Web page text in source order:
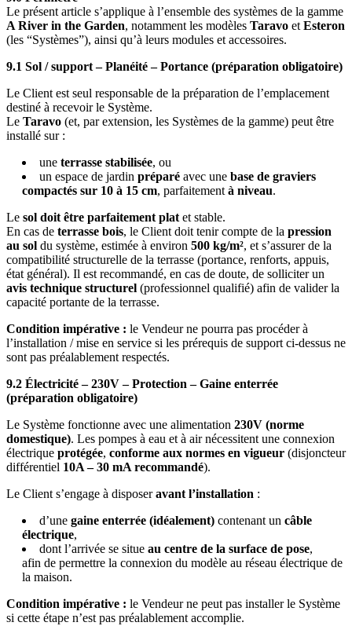
Le présent article s’applique à l’ensemble des systèmes de la gamme
A River in the Garden, notamment les modèles Taravo et Esteron
(les “Systèmes”), ainsi qu’à leurs modules et accessoires.
9.1 Sol / support – Planéité – Portance (préparation obligatoire)
Le Client est seul responsable de la préparation de l’emplacement
destiné à recevoir le Système.
Le Taravo (et, par extension, les Systèmes de la gamme) peut être
installé sur :
une terrasse stabilisée, ou
un espace de jardin préparé avec une base de graviers
compactés sur 10 à 15 cm, parfaitement à niveau.
Le sol doit être parfaitement plat et stable.
En cas de terrasse bois, le Client doit tenir compte de la pression
au sol du système, estimée à environ 500 kg/m², et s’assurer de la
compatibilité structurelle de la terrasse (portance, renforts, appuis,
état général). Il est recommandé, en cas de doute, de solliciter un
avis technique structurel (professionnel qualifié) afin de valider la
capacité portante de la terrasse.
Condition impérative : le Vendeur ne pourra pas procéder à
l’installation / mise en service si les prérequis de support ci-dessus ne
sont pas préalablement respectés.
9.2 Électricité – 230V – Protection – Gaine enterrée
(préparation obligatoire)
Le Système fonctionne avec une alimentation 230V (norme
domestique). Les pompes à eau et à air nécessitent une connexion
électrique protégée, conforme aux normes en vigueur (disjoncteur
différentiel 10A – 30 mA recommandé).
Le Client s’engage à disposeravant l’installation :
d’une gaine enterrée (idéalement) contenant un câble
électrique,
dont l’arrivée se situe au centre de la surface de pose,
afin de permettre la connexion du modèle au réseau électrique de
la maison.
Condition impérative : le Vendeur ne peut pas installer le Système
si cette étape n’est pas préalablement accomplie.